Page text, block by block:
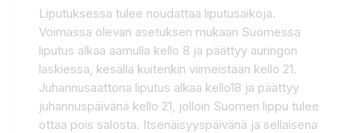
Liputuksessa tulee noudattaa liputusaikoja.
Voimassa olevan asetuksen mukaan Suomessa
liputus alkaa aamulla kello 8 ja päättyy auringon
laskiessa, kesällä kuitenkin viimeistään kello 21.
Juhannusaattona liputus alkaa kello18 ja päättyy
juhannuspäivänä kello 21, jolloin Suomen lippu tulee
ottaa pois salosta. Itsenäisyyspäivänä ja sellaisena